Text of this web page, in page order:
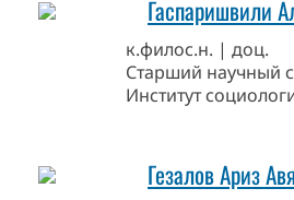
Гаспаришвили
к.филос.н. | доц.
Старший научный
Институт
Гезалов Ариз